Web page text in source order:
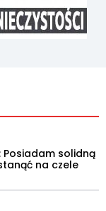
Posiadam solidną
na czele